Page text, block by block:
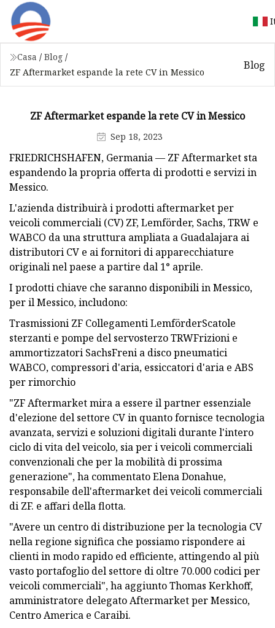
Casa / Blog /
ZF Aftermarket espande la rete CV in Messico
Blog
ZF Aftermarket espande la rete CV in Messico
Sep 18, 2023
FRIEDRICHSHAFEN, Germania — ZF Aftermarket sta
espandendo la propria offerta di prodotti e servizi in
Messico.
L'azienda distribuirà i prodotti aftermarket per
veicoli commerciali (CV) ZF, Lemförder, Sachs, TRW e
WABCO da una struttura ampliata a Guadalajara ai
distributori CV e ai fornitori di apparecchiature
originali nel paese a partire dal 1° aprile.
I prodotti chiave che saranno disponibili in Messico,
per il Messico, includono:
Trasmissioni ZF Collegamenti LemförderScatole
sterzanti e pompe del servosterzo TRWFrizioni e
ammortizzatori SachsFreni a disco pneumatici
WABCO, compressori d'aria, essiccatori d'aria e ABS
per rimorchio
"ZF Aftermarket mira a essere il partner essenziale
d'elezione del settore CV in quanto fornisce tecnologia
avanzata, servizi e soluzioni digitali durante l'intero
ciclo di vita del veicolo, sia per i veicoli commerciali
convenzionali che per la mobilità di prossima
generazione", ha commentato Elena Donahue,
responsabile dell'aftermarket dei veicoli commerciali
di ZF. e affari della flotta.
"Avere un centro di distribuzione per la tecnologia CV
nella regione significa che possiamo rispondere ai
clienti in modo rapido ed efficiente, attingendo al più
vasto portafoglio del settore di oltre 70.000 codici per
veicoli commerciali", ha aggiunto Thomas Kerkhoff,
amministratore delegato Aftermarket per Messico,
Centro America e Caraibi.